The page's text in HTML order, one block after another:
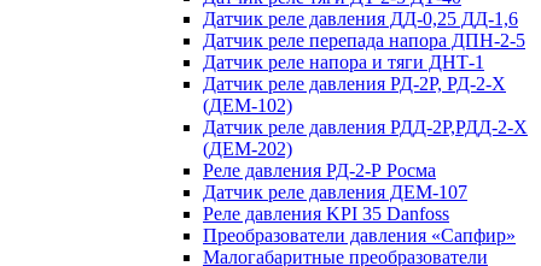
Датчик реле давления ДД-0,25 ДД-1,6
Датчик реле перепада напора ДПН-2-5
Датчик реле напора и тяги ДНТ-1
Датчик реле давления РД-2Р, РД-2-Х
(ДЕМ-102)
Датчик реле давления РДД-2Р,РДД-2-Х
(ДЕМ-202)
Реле давления РД-2-Р Росма
Датчик реле давления ДЕМ-107
Реле давления KPI 35 Danfoss
Преобразователи давления «Сапфир»
Малогабаритные преобразователи